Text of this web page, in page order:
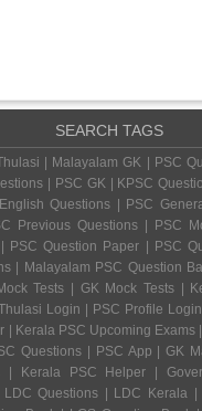
SEARCH TAGS
| Malayalam GK | PSC
| PSC GK | KPSC
Questions | PSC
Previous Questions | PSC
PSC Question Paper | PSC
| Malayalam PSC Question
Tests | GK Mock Tests |
Login | PSC Profile
| Kerala PSC Upcoming Exams
Questions | PSC App | GK
| Kerala PSC Helper |
Questions | LDC Kerala